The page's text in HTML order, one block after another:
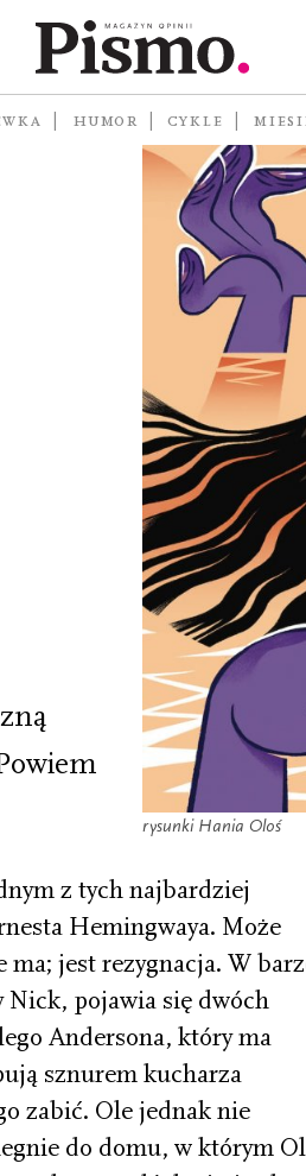
HUMOR CYKLE
rysunki Hania Oloś
z tych najbardziej
Hemingwaya. Może
jest rezygnacja. W
Nick, pojawia się dwóch
Andersona, który ma
sznurem kucharza
zabić. Ole jednak nie
do domu, w którym